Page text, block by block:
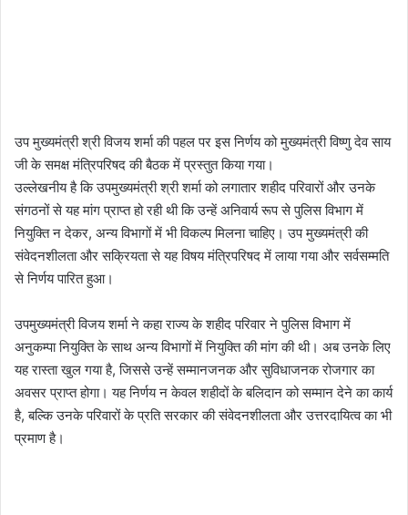
उप मुख्यमंत्री श्री विजय शर्मा की पहल पर इस निर्णय को मुख्यमंत्री विष्णु देव साय
जी के समक्ष मंत्रिपरिषद की बैठक में प्रस्तुत किया गया।
उल्लेखनीय है कि उपमुख्यमंत्री श्री शर्मा को लगातार शहीद परिवारों और उनके
संगठनों से यह मांग प्राप्त हो रही थी कि उन्हें अनिवार्य रूप से पुलिस विभाग में
नियुक्ति न देकर, अन्य विभागों में भी विकल्प मिलना चाहिए। उप मुख्यमंत्री की
संवेदनशीलता और सक्रियता से यह विषय मंत्रिपरिषद में लाया गया और सर्वसम्मति
से निर्णय पारित हुआ।
उपमुख्यमंत्री विजय शर्मा ने कहा राज्य के शहीद परिवार ने पुलिस विभाग में
अनुकम्पा नियुक्ति के साथ अन्य विभागों में नियुक्ति की मांग की थी। अब उनके लिए
यह रास्ता खुल गया है, जिससे उन्हें सम्मानजनक और सुविधाजनक रोजगार का
अवसर प्राप्त होगा। यह निर्णय न केवल शहीदों के बलिदान को सम्मान देने का कार्य
है, बल्कि उनके परिवारों के प्रति सरकार की संवेदनशीलता और उत्तरदायित्व का भी
प्रमाण है।